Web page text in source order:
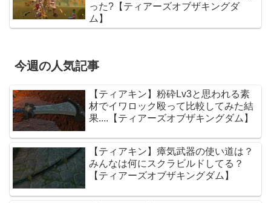
った?【ティアーズオブザキングダ
ム】
今週の人気記事
【ティアキン】粉砕Lv3と思われる素
材でイワロック殴って比較してみた結
果....【ティアーズオブザキングダム】
【ティアキン】瘴気武器の使い道は？
みんなは何にスクラビルドしてる？
【ティアーズオブザキングダム】